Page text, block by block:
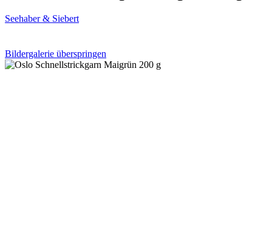
Seehaber & Siebert
Bildergalerie überspringen